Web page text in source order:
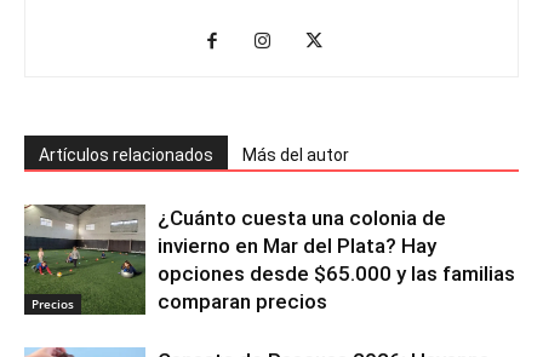
Artículos relacionados Más del autor
Precios
¿Cuánto cuesta una colonia de
invierno en Mar del Plata? Hay
opciones desde $65.000 y las familias
comparan precios